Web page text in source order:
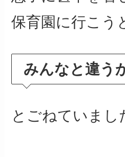
保育園に行こう
みんなと違う
とごねていまし